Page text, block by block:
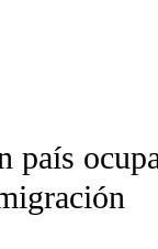
ABOUT NEW PAGES
país